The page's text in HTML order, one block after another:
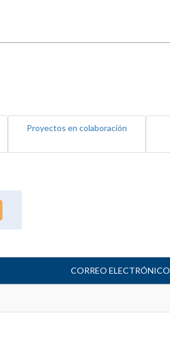
Proyectos en colaboración
CORREO ELECTRÓNICO